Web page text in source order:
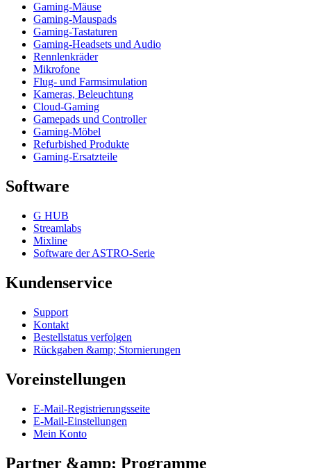
Gaming-Mäuse
Gaming-Mauspads
Gaming-Tastaturen
Gaming-Headsets und Audio
Rennlenkräder
Mikrofone
Flug- und Farmsimulation
Kameras, Beleuchtung
Cloud-Gaming
Gamepads und Controller
Gaming-Möbel
Refurbished Produkte
Gaming-Ersatzteile
Software
G HUB
Streamlabs
Mixline
Software der ASTRO-Serie
Kundenservice
Support
Kontakt
Bestellstatus verfolgen
Rückgaben &amp; Stornierungen
Voreinstellungen
E-Mail-Registrierungsseite
E-Mail-Einstellungen
Mein Konto
Partner &amp; Programme